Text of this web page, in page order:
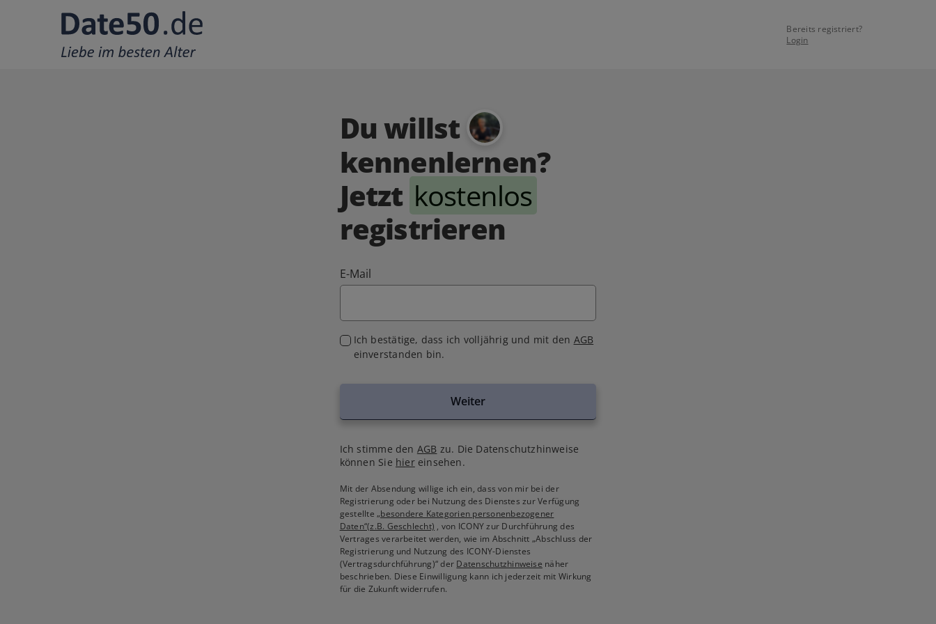
Bereits registriert?
Login
Du willst
kennenlernen?
Jetzt kostenlos
registrieren
E-Mail
Ich bestätige, dass ich volljährig und mit den AGB
einverstanden bin.
Weiter
Ich stimme den AGB zu. Die Datenschutzhinweise
können Sie hiereinsehen.
Mit der Absendung willige ich ein, dass von mir bei der
Registrierung oder bei Nutzung des Dienstes zur Verfügung
gestellte„besondere Kategorien personenbezogener
Daten“(z.B. Geschlecht) , von ICONY zur Durchführung des
Vertrages verarbeitet werden, wie im Abschnitt „Abschluss der
Registrierung und Nutzung des ICONY-Dienstes
(Vertragsdurchführung)“ der Datenschutzhinweise näher
beschrieben. Diese Einwilligung kann ich jederzeit mit Wirkung
für die Zukunft widerrufen.